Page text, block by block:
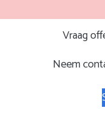
Vraag
Neem